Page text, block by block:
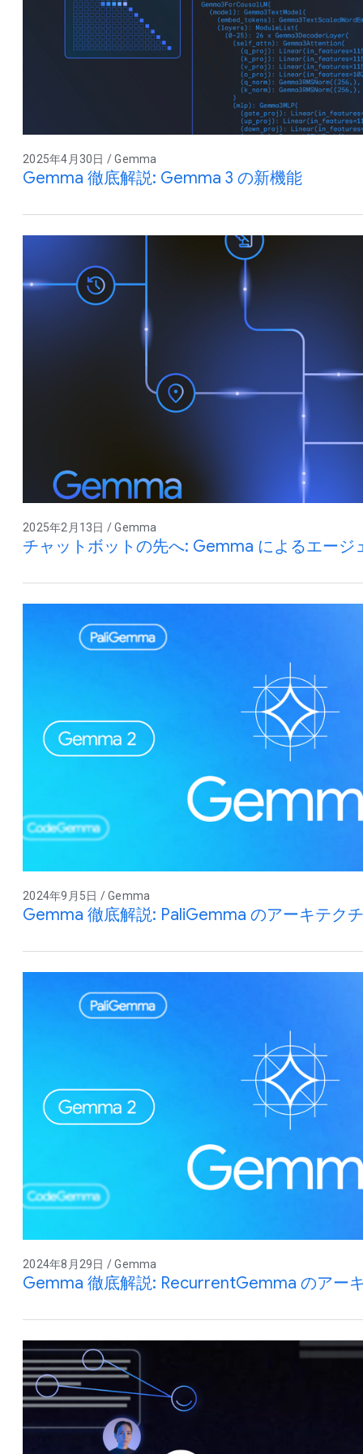
2025年4月30日 / Gemma
Gemma 徹底解説: Gemma 3 の新機能
2025年2月13日 / Gemma
チャットボットの先へ: Gemma によるエージ
2024年9月5日 / Gemma
Gemma 徹底解説: PaliGemma のアーキテク
2024年8月29日 / Gemma
Gemma 徹底解説: RecurrentGemma のアー